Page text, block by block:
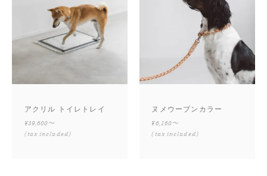
アクリル トイレトレイ
¥39,600〜
(tax included)
ヌメウーブンカラー
¥6,160〜
(tax included)